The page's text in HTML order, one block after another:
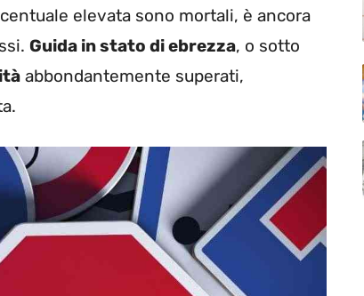
elevata sono mortali, è ancora
Guida in stato di ebrezza, o sotto
abbondantemente superati,